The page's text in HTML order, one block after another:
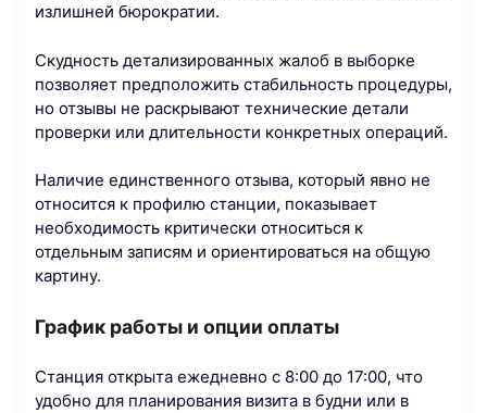
излишней бюрократии.
Скудность детализированных жалоб в выборке
позволяет предположить стабильность процедуры,
но отзывы не раскрывают технические детали
проверки или длительности конкретных операций.
Наличие единственного отзыва, который явно не
относится к профилю станции, показывает
необходимость критически относиться к
отдельным записям и ориентироваться на общую
картину.
График работы и опции оплаты
Станция открыта ежедневно с 8:00 до 17:00, что
удобно для планирования визита в будни или в